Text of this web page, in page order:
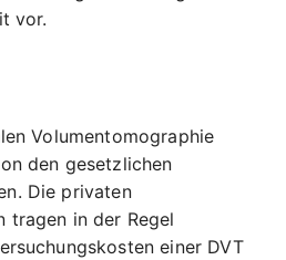
vor.
Volumentomographie
den gesetzlichen
Die privaten
tragen in der Regel
einer DVT